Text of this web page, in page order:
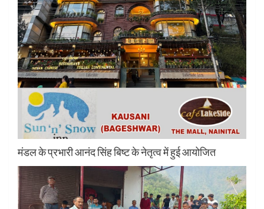
मंडल के प्रभारी आनंद सिंह बिष्ट के नेतृत्व में हुई आयोजित